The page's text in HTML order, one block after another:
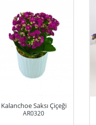
Kalanchoe Saksı Çiçeği
AR0320